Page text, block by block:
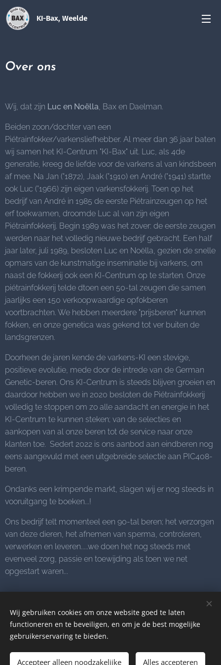
KI-Bax, Weelde
Over ons
Wij, dat zijn Luc en Noëlla, Bax en Daelman.
Beiden zoon/dochter van een
Piétrainfokker/varkensliefhebber. Al meer dan 36 jaar baten
wij samen het KI-Centrum "KI-Bax" uit. Luc, als 4de
generatie, kreeg de liefde voor de varkens al van kindsbeen
af mee. Na Jan (°1872), Jaak (°1910) en André (°1941) startte
ook Luc (°1966) zijn eigen varkensfokkerij. Toen op het
bedrijf van André in 1985 de eerste Piétrainzeugen op het
erf toekwamen, droomde Luc al van zijn eigen
Piétrainfokkerij. Begin 1989 was het zover: de eerste zeugen
werden naar het volledig nieuwe bedrijf gebracht. Een half
jaar later, juli 1989, besloten Luc en Noëlla, gezien de snelle
opmars van de kunstmatige inseminatie bij varkens, om
naast de fokkerij ook een KI-Centrum op te starten. Onze
piétrainfokkerij telde dtoen een 50-tal zeugen die samen
jaarlijks een 150 verkoopwaardige opfokberen
voortbrachten. We hebben meerdere "prijsberen" kunnen
fokken, en onze genetica was gekend tot ver buiten de
landsgrenzen.
Doorheen de jaren kende de varkens-KI een stevige,
positieve evolutie, mede door de intrede van de German
Genetic-beren. Ons KI-Centrum is steeds blijven groeien en
daardoor hebben we in 2020 besloten de Piétrainfokkerij
volledig te stoppen om zo alle aandacht en energie in het
KI-Centrum te kunnen steken; van de selecties en
aankopen van al onze beren tot de service naar onze
klanten toe. Sedert 2022 is ons aanbod aan eindberen nog
eens aangevuld met een uitgebreide selectie aan PIC408-
beren.
Ondanks een krimpende markt, slagen wij er nog steeds in
vooruitgang te boeken...!
Ons bedrijf telt momenteel een 90-tal beren; het verzorgen
van deze dieren, het afnemen van sperma, controleren,
verwerken en leveren.....we doen het nog steeds met
evenveel zorg, passie en toewijding als toen we net
opgestart waren...
© 2026 Alle rechten voorbehouden
Wij gebruiken cookies om onze website goed te laten
functioneren en te beveiligen, en om je de best mogelijke
gebruikerservaring te bieden.
Accepteer alleen noodzakelijke Alles accepteren